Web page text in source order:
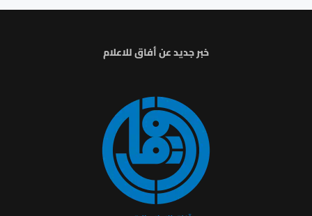
خبر جديد عن أفاق للاعلام